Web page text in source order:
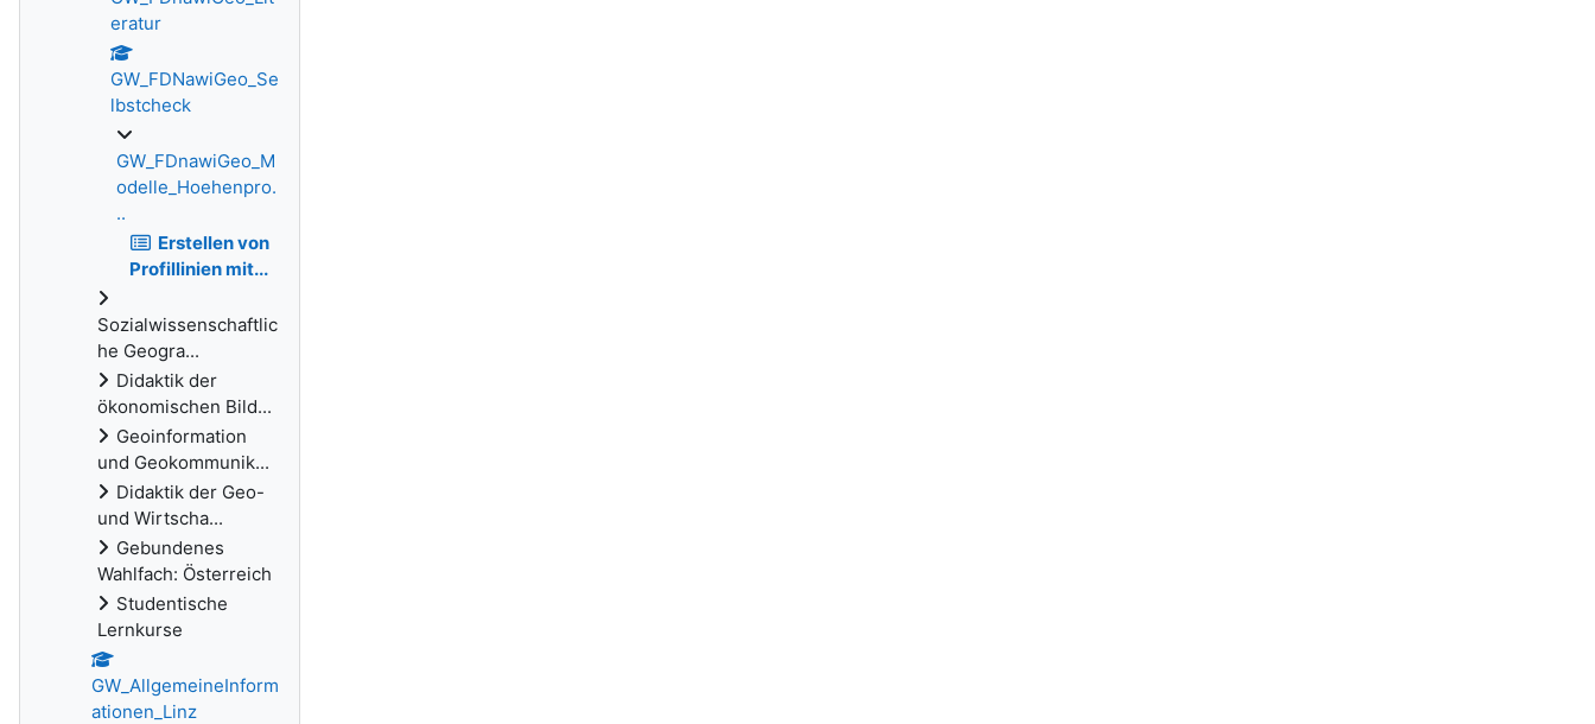
eratur
GW_FDNawiGeo_Se
lbstcheck
GW_FDnawiGeo_M
odelle_Hoehenpro.
..
Erstellen von
Profillinien mit...
Sozialwissenschaftlic
he Geogra...
Didaktik der
ökonomischen Bild...
Geoinformation
und Geokommunik...
Didaktik der Geo-
und Wirtscha...
Gebundenes
Wahlfach: Österreich
Studentische
Lernkurse
GW_AllgemeineInform
ationen_Linz